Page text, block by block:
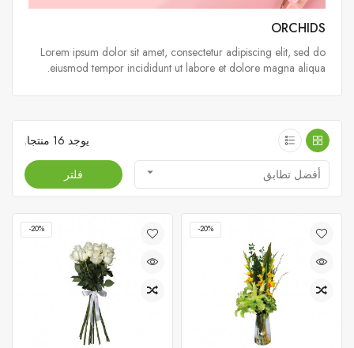
ORCHIDS
Lorem ipsum dolor sit amet, consectetur adipiscing elit, sed do
eiusmod tempor incididunt ut labore et dolore magna aliqua.
يوجد 16 منتجا.
أفضل تطابق  فلتر
‎-20%
‎-20%